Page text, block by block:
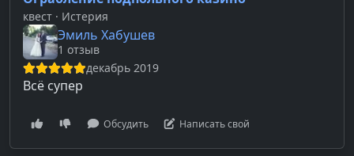
квест · Истерия
Эмиль Хабушев
1 отзыв
декабрь 2019
Всё супер
Обсудить Написать свой